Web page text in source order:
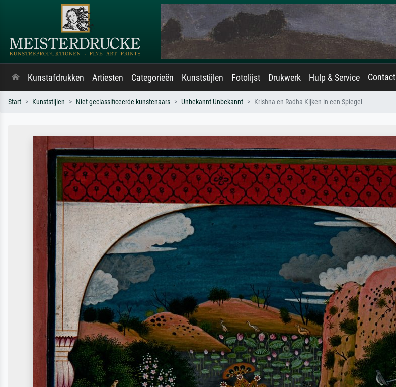
Kunstafdrukken Artiesten Categorieën Kunststijlen Fotolijst Drukwerk Hulp & Service Contact
Start Kunststijlen Niet geclassificeerde kunstenaars Unbekannt Unbekannt Krishna en Radha Kijken in een Spiegel